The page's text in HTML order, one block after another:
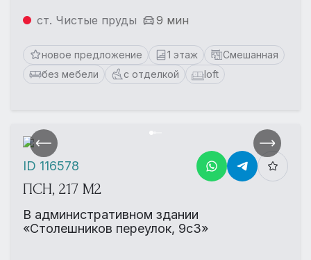
ст. Чистые пруды
9 мин
новое предложение 1 этаж
Смешанная
без мебели
с отделкой loft
ПСН, 217 М2
В административном здании
«Столешников переулок, 9с3»
ID 116578